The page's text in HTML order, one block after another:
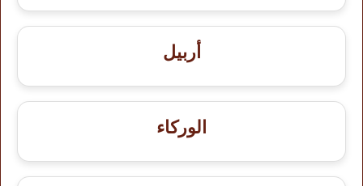
أربيل
الوركاء